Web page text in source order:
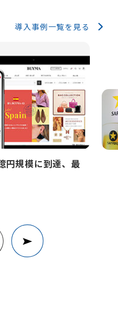
導入事例一覧を見る
円規模に到達、最